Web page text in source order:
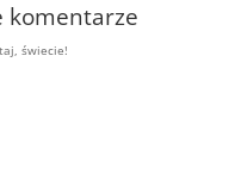
komentarze
świecie!